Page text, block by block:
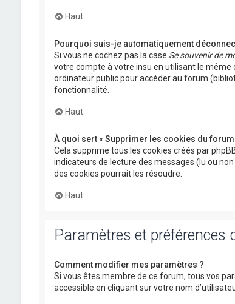
Haut
Pourquoi suis-je automatiquement
Si vous ne cochez pas la case Se souvenir de
votre compte à votre insu en utilisant le
ordinateur public pour accéder au forum
fonctionnalité.
Haut
À quoi sert « Supprimer les cookies du forum
Cela supprime tous les cookies créés par
indicateurs de lecture des messages (lu ou
des cookies pourrait les résoudre.
Haut
Paramètres et préférences
Comment modifier mes paramètres ?
Si vous êtes membre de ce forum, tous vos
accessible en cliquant sur votre nom